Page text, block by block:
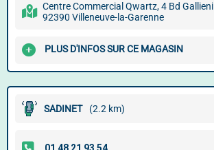
Centre Commercial Qwartz, 4 Bd Gallieni
92390 Villeneuve-la-Garenne
PLUS D'INFOS SUR CE MAGASIN
SADINET (2.2 km)